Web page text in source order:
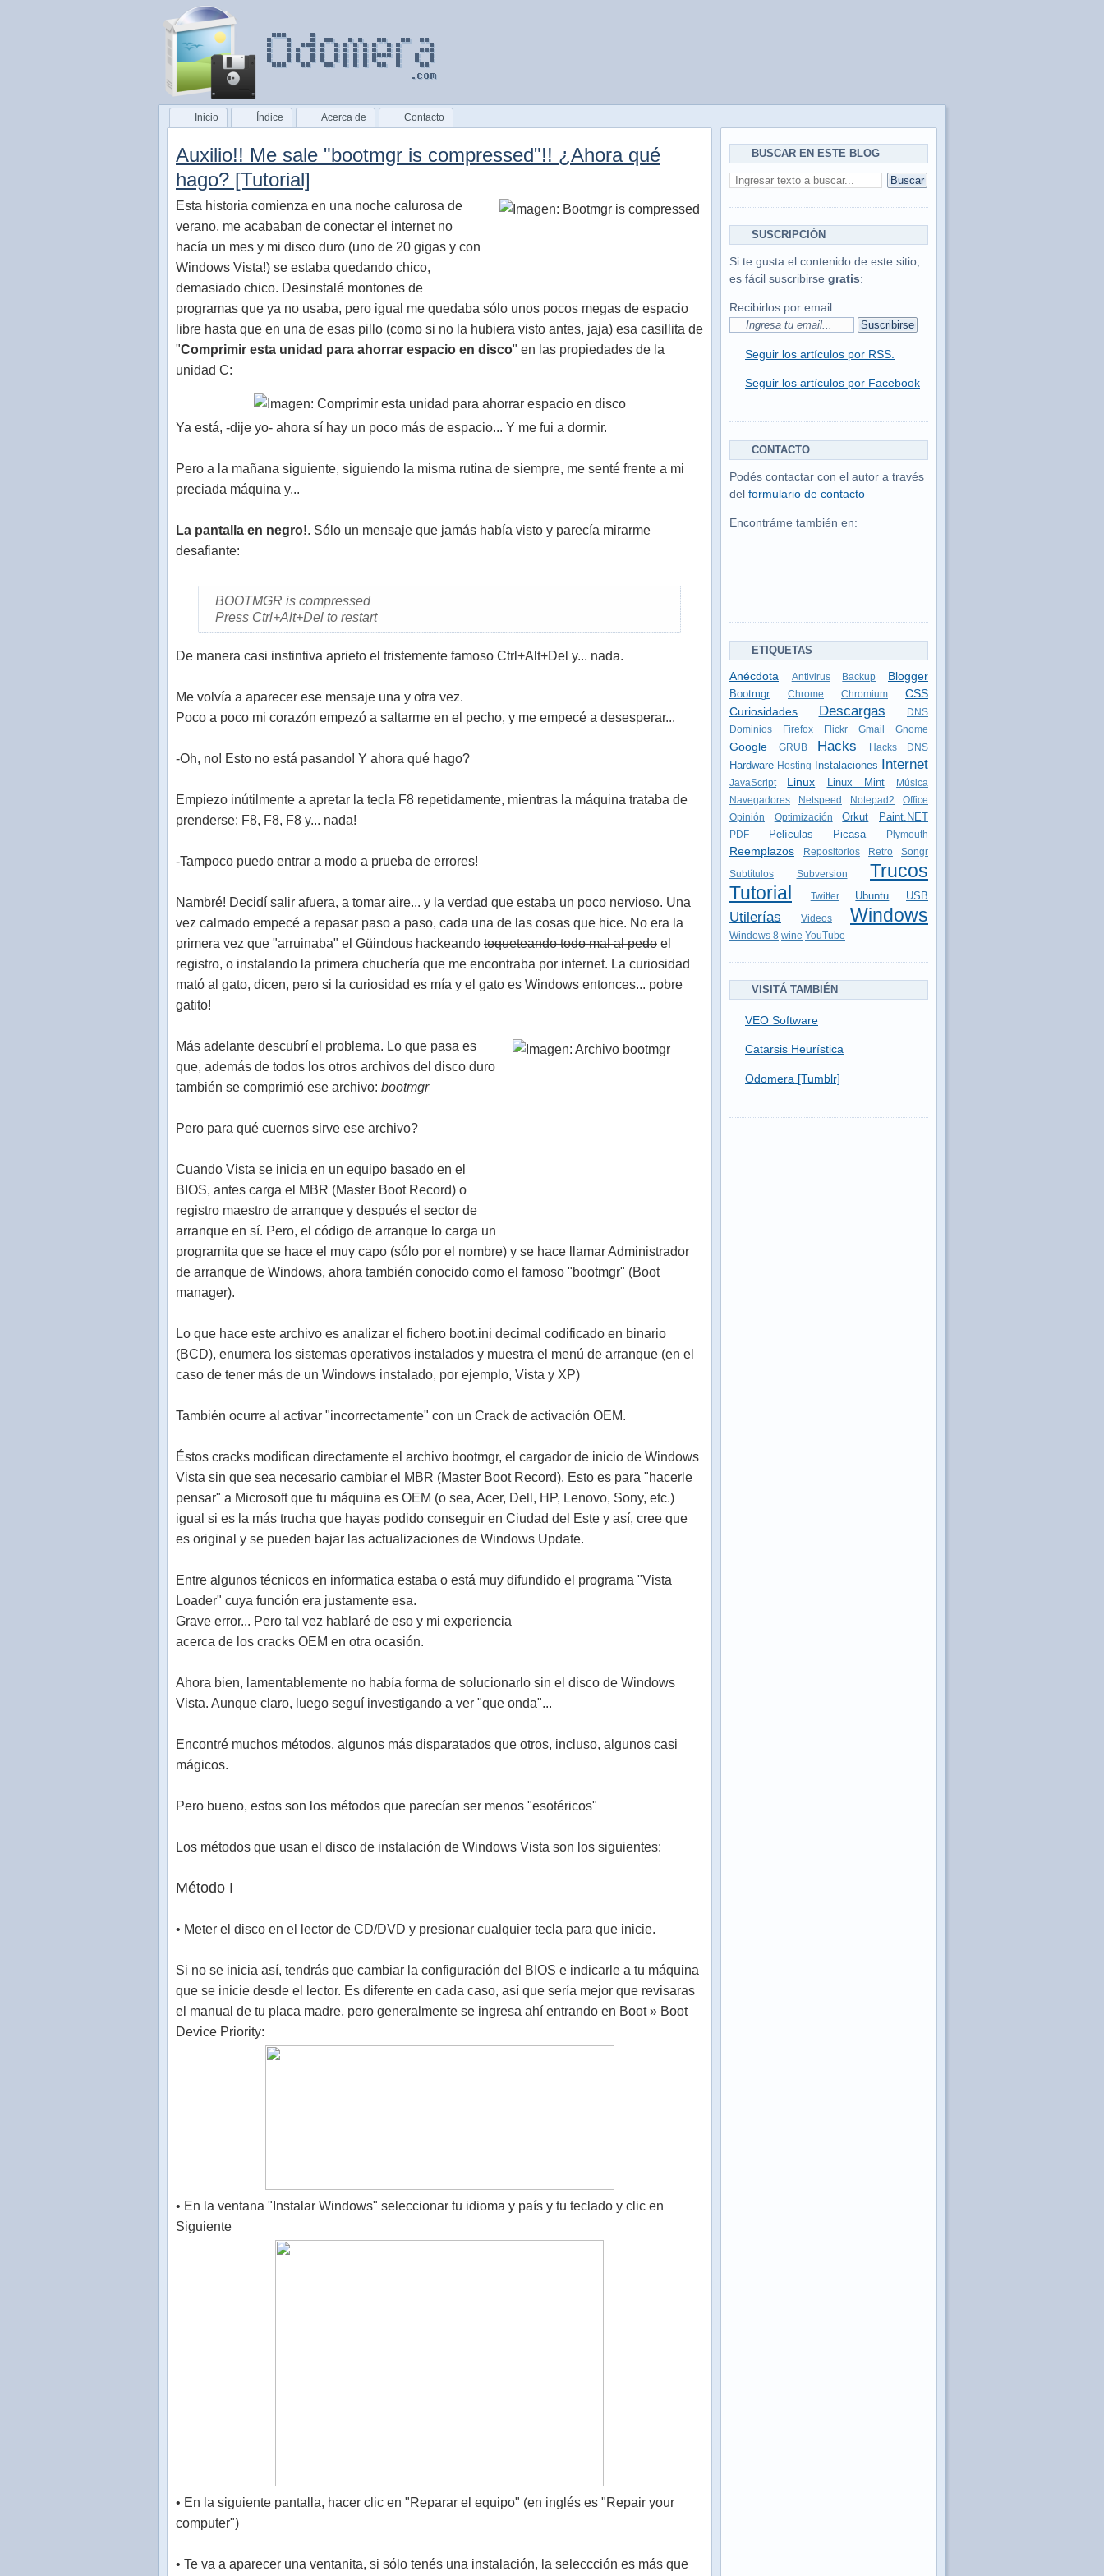
Inicio Índice Acerca de Contacto
Auxilio!! Me sale "bootmgr is compressed"!! ¿Ahora qué
hago? [Tutorial]
Esta historia comienza en una noche calurosa de
verano, me acababan de conectar el internet no
hacía un mes y mi disco duro (uno de 20 gigas y con
Windows Vista!) se estaba quedando chico,
demasiado chico. Desinstalé montones de
programas que ya no usaba, pero igual me quedaba sólo unos pocos megas de espacio
libre hasta que en una de esas pillo (como si no la hubiera visto antes, jaja) esa casillita de
"Comprimir esta unidad para ahorrar espacio en disco" en las propiedades de la
unidad C:
Ya está, -dije yo- ahora sí hay un poco más de espacio... Y me fui a dormir.
Pero a la mañana siguiente, siguiendo la misma rutina de siempre, me senté frente a mi
preciada máquina y...
La pantalla en negro!. Sólo un mensaje que jamás había visto y parecía mirarme
desafiante:
BOOTMGR is compressed
Press Ctrl+Alt+Del to restart
De manera casi instintiva aprieto el tristemente famoso Ctrl+Alt+Del y... nada.
Me volvía a aparecer ese mensaje una y otra vez.
Poco a poco mi corazón empezó a saltarme en el pecho, y me empecé a desesperar...
-Oh, no! Esto no está pasando! Y ahora qué hago?
Empiezo inútilmente a apretar la tecla F8 repetidamente, mientras la máquina trataba de
prenderse: F8, F8, F8 y... nada!
-Tampoco puedo entrar a modo a prueba de errores!
Nambré! Decidí salir afuera, a tomar aire... y la verdad que estaba un poco nervioso. Una
vez calmado empecé a repasar paso a paso, cada una de las cosas que hice. No era la
primera vez que "arruinaba" el Güindous hackeando toqueteando todo mal al pedo el
registro, o instalando la primera chuchería que me encontraba por internet. La curiosidad
mató al gato, dicen, pero si la curiosidad es mía y el gato es Windows entonces... pobre
gatito!
Más adelante descubrí el problema. Lo que pasa es
que, además de todos los otros archivos del disco duro
también se comprimió ese archivo: bootmgr
Pero para qué cuernos sirve ese archivo?
Cuando Vista se inicia en un equipo basado en el
BIOS, antes carga el MBR (Master Boot Record) o
registro maestro de arranque y después el sector de
arranque en sí. Pero, el código de arranque lo carga un
programita que se hace el muy capo (sólo por el nombre) y se hace llamar Administrador
de arranque de Windows, ahora también conocido como el famoso "bootmgr" (Boot
manager).
Lo que hace este archivo es analizar el fichero boot.ini decimal codificado en binario
(BCD), enumera los sistemas operativos instalados y muestra el menú de arranque (en el
caso de tener más de un Windows instalado, por ejemplo, Vista y XP)
También ocurre al activar "incorrectamente" con un Crack de activación OEM.
Éstos cracks modifican directamente el archivo bootmgr, el cargador de inicio de Windows
Vista sin que sea necesario cambiar el MBR (Master Boot Record). Esto es para "hacerle
pensar" a Microsoft que tu máquina es OEM (o sea, Acer, Dell, HP, Lenovo, Sony, etc.)
igual si es la más trucha que hayas podido conseguir en Ciudad del Este y así, cree que
es original y se pueden bajar las actualizaciones de Windows Update.
Entre algunos técnicos en informatica estaba o está muy difundido el programa "Vista
Loader" cuya función era justamente esa.
Grave error... Pero tal vez hablaré de eso y mi experiencia
acerca de los cracks OEM en otra ocasión.
Ahora bien, lamentablemente no había forma de solucionarlo sin el disco de Windows
Vista. Aunque claro, luego seguí investigando a ver "que onda"...
Encontré muchos métodos, algunos más disparatados que otros, incluso, algunos casi
mágicos.
Pero bueno, estos son los métodos que parecían ser menos "esotéricos"
Los métodos que usan el disco de instalación de Windows Vista son los siguientes:
Método I
• Meter el disco en el lector de CD/DVD y presionar cualquier tecla para que inicie.
Si no se inicia así, tendrás que cambiar la configuración del BIOS e indicarle a tu máquina
que se inicie desde el lector. Es diferente en cada caso, así que sería mejor que revisaras
el manual de tu placa madre, pero generalmente se ingresa ahí entrando en Boot » Boot
Device Priority:
• En la ventana "Instalar Windows" seleccionar tu idioma y país y tu teclado y clic en
Siguiente
• En la siguiente pantalla, hacer clic en "Reparar el equipo" (en inglés es "Repair your
computer")
• Te va a aparecer una ventanita, si sólo tenés una instalación, la seleccción es más que
BUSCAR EN ESTE BLOG
SUSCRIPCIÓN
Si te gusta el contenido de este sitio,
es fácil suscribirse gratis:
Recibirlos por email:
Seguir los artículos por RSS.
Seguir los artículos por Facebook
CONTACTO
Podés contactar con el autor a través
del formulario de contacto
Encontráme también en:
ETIQUETAS
Anécdota Antivirus Backup Blogger
Bootmgr Chrome Chromium
CSS
Curiosidades
Descargas
DNS
Dominios
Firefox Flickr Gmail Gnome
Google GRUB Hacks Hacks DNS
Hardware Hosting Instalaciones Internet
JavaScript Linux Linux Mint
Música
Navegadores
Netspeed Notepad2
Office
Opinión
Optimización Orkut Paint.NET
PDF Películas Picasa Plymouth
Reemplazos Repositorios Retro Songr
Subtítulos Subversion
Trucos
Tutorial
Twitter Ubuntu USB
Utilerías Videos Windows
Windows 8 wine YouTube
VISITÁ TAMBIÉN
VEO Software
Catarsis Heurística
Odomera [Tumblr]